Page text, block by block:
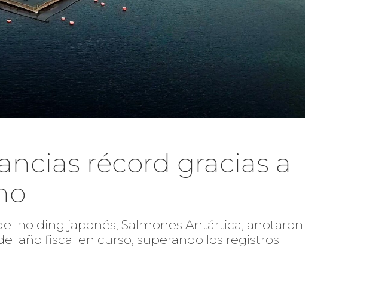
récord gracias a
holding japonés, Salmones Antártica, anotaron
año fiscal en curso, superando los registros